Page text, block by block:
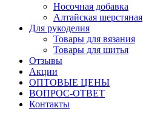
Носочная добавка
Алтайская шерстяная
Для рукоделия
Товары для вязания
Товары для шитья
Отзывы
Акции
ОПТОВЫЕ ЦЕНЫ
ВОПРОС-ОТВЕТ
Контакты